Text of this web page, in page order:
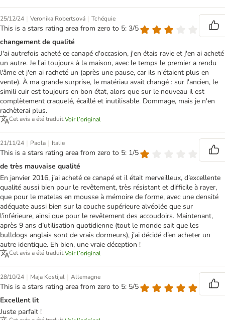
25/12/24 | Veronika Robertsová | Tchéquie
This is a stars rating area from zero to 5: 3/5
changement de qualité
J'ai autrefois acheté ce canapé d'occasion, j'en étais ravie et j'en ai acheté
un autre. Je l'ai toujours à la maison, avec le temps le premier a rendu
l'âme et j'en ai racheté un (après une pause, car ils n'étaient plus en
vente). À ma grande surprise, le matériau avait changé : sur l'ancien, le
simili cuir est toujours en bon état, alors que sur le nouveau il est
complètement craquelé, écaillé et inutilisable. Dommage, mais je n'en
rachèterai plus.
Cet avis a été traduit.Voir l’original
21/11/24 | Paola | Italie
This is a stars rating area from zero to 5: 1/5
de très mauvaise qualité
En janvier 2016, j’ai acheté ce canapé et il était merveilleux, d’excellente
qualité aussi bien pour le revêtement, très résistant et difficile à rayer,
que pour le matelas en mousse à mémoire de forme, avec une densité
adéquate aussi bien sur la couche supérieure alvéolée que sur
l’inférieure, ainsi que pour le revêtement des accoudoirs. Maintenant,
après 9 ans d’utilisation quotidienne (tout le monde sait que les
bulldogs anglais sont de vrais dormeurs), j’ai décidé d’en acheter un
autre identique. Eh bien, une vraie déception !
Cet avis a été traduit.Voir l’original
28/10/24 | Maja Kostijal | Allemagne
This is a stars rating area from zero to 5: 5/5
Excellent lit
Juste parfait !